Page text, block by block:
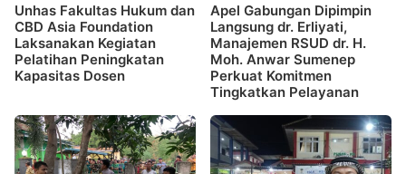
Unhas Fakultas Hukum dan
CBD Asia Foundation
Laksanakan Kegiatan
Pelatihan Peningkatan
Kapasitas Dosen
Apel Gabungan Dipimpin
Langsung dr. Erliyati,
Manajemen RSUD dr. H.
Moh. Anwar Sumenep
Perkuat Komitmen
Tingkatkan Pelayanan